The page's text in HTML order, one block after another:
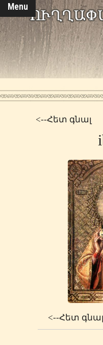
Menu
<--Հետ գնալ
<--Հետ գնալ